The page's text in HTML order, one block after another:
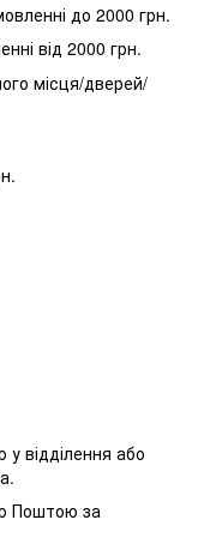
до 2000 грн.
від 2000 грн.
місця/дверей/
відділення або
Поштою за